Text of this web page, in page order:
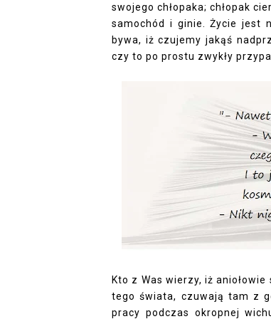
swojego chłopaka; chłopak
samochód i ginie. Życie jest
bywa, iż czujemy jakąś
czy to po prostu zwykły
Kto z Was wierzy, iż
tego świata, czuwają tam z
pracy podczas okropnej